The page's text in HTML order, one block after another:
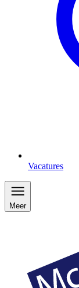
Vacatures
Meer